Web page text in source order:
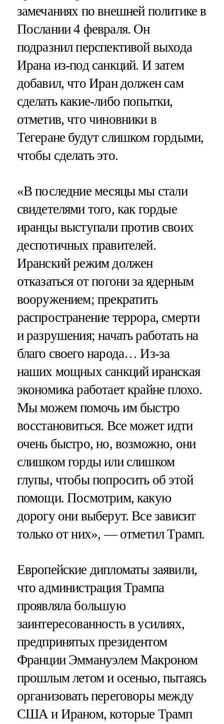
замечаниях по внешней политике в
Послании 4 февраля. Он
подразнил перспективой выхода
Ирана из-под санкций. И затем
добавил, что Иран должен сам
сделать какие-либо попытки,
отметив, что чиновники в
Тегеране будут слишком гордыми,
чтобы сделать это.
«В последние месяцы мы стали
свидетелями того, как гордые
иранцы выступали против своих
деспотичных правителей.
Иранский режим должен
отказаться от погони за ядерным
вооружением; прекратить
распространение террора, смерти
и разрушения; начать работать на
благо своего народа… Из-за
наших мощных санкций иранская
экономика работает крайне плохо.
Мы можем помочь им быстро
восстановиться. Все может идти
очень быстро, но, возможно, они
слишком горды или слишком
глупы, чтобы попросить об этой
помощи. Посмотрим, какую
дорогу они выберут. Все зависит
только от них», — отметил Трамп.
Европейские дипломаты заявили,
что администрация Трампа
проявляла большую
заинтересованность в усилиях,
предпринятых президентом
Франции Эммануэлем Макроном
прошлым летом и осенью, пытаясь
организовать переговоры между
США и Ираном, которые Трамп